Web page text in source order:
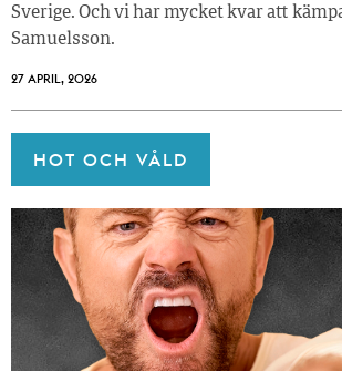
Sverige. Och vi har mycket kvar att
Samuelsson.
27 APRIL, 2026
HOT OCH VÅLD